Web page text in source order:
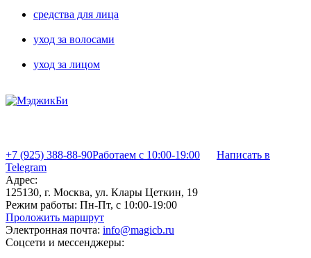
средства для лица
уход за волосами
уход за лицом
+7 (925) 388-88-90Работаем с 10:00-19:00
Написать в
Telegram
Адрес:
125130, г. Москва, ул. Клары Цеткин, 19
Режим работы: Пн-Пт, с 10:00-19:00
Проложить маршрут
Электронная почта: info@magicb.ru
Соцсети и мессенджеры: